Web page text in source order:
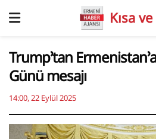
Kısa
Trump’tan Ermenistan’a
Günü mesajı
14:00, 22 Eylül 2025